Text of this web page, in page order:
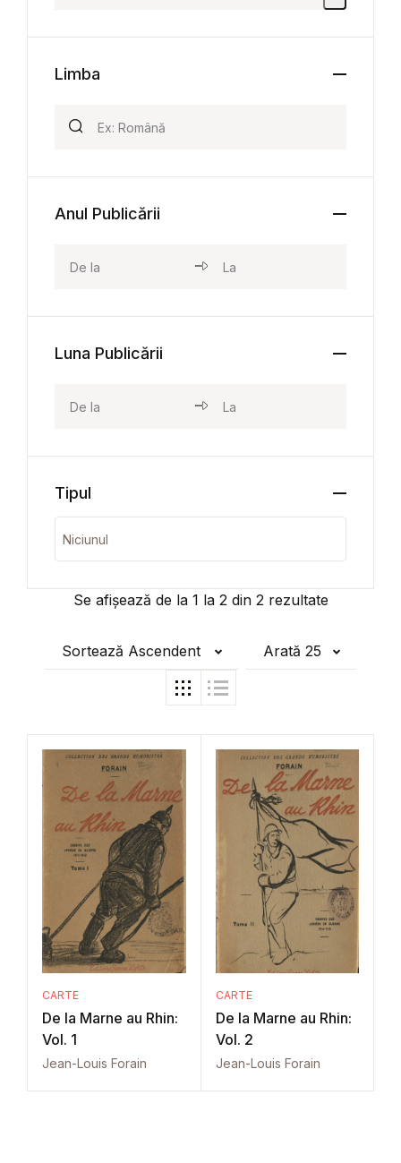
Se afișează de la 1 la 2din 2rezultate
Sortează Ascendent Arată 25
CARTE
De la Marne au Rhin:
Vol. 1
Jean-Louis Forain
CARTE
De la Marne au Rhin:
Vol. 2
Jean-Louis Forain
Limba
Anul Publicării
Luna Publicării
Tipul